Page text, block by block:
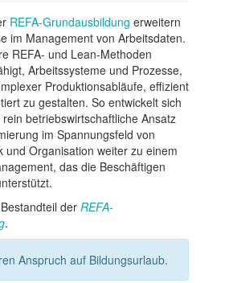
REFA-Grundausbildung erweitern
im Management von Arbeitsdaten.
REFA- und Lean-Methoden
Arbeitssysteme und Prozesse,
Produktionsabläufe, effizient
zu gestalten. So entwickelt sich
betriebswirtschaftliche Ansatz
im Spannungsfeld von
und Organisation weiter zu einem
das die Beschäftigen
der REFA-
.
Anspruch auf Bildungsurlaub.